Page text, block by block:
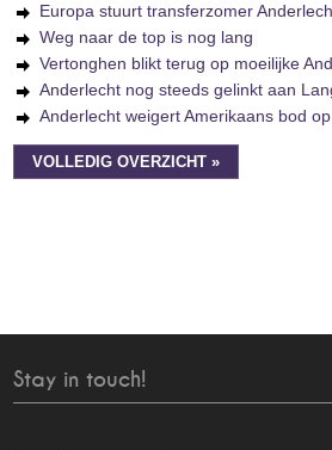
Europa stuurt transferzomer
Weg naar de top is nog lang
Vertonghen blikt terug op moeilijke
Anderlecht nog steeds gelinkt aan
Anderlecht weigert Amerikaans bod
VOLLEDIG OVERZICHT »
Stay in touch!